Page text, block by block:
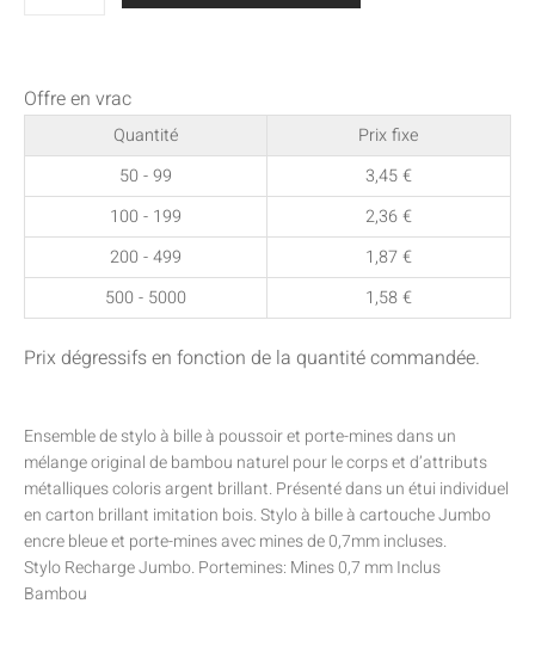
Offre en vrac
Quantité
Prix fixe
50 - 99
3,45€
100 - 199
2,36€
200 - 499
1,87€
500 - 5000
1,58€
Prix dégressifs en fonction de la quantité commandée.
Ensemble de stylo à bille à poussoir et porte-mines dans un
mélange original de bambou naturel pour le corps et d’attributs
métalliques coloris argent brillant. Présenté dans un étui individuel
en carton brillant imitation bois. Stylo à bille à cartouche Jumbo
encre bleue et porte-mines avec mines de 0,7mm incluses.
Stylo Recharge Jumbo. Portemines: Mines 0,7 mm Inclus
Bambou